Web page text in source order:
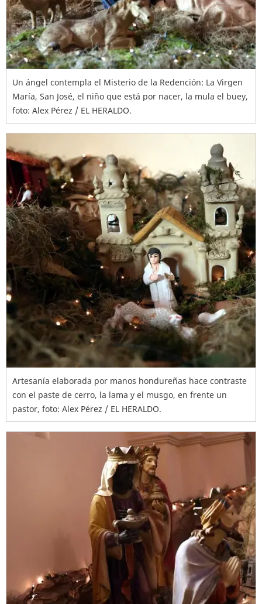
Un ángel contempla el Misterio de la Redención: La Virgen
María, San José, el niño que está por nacer, la mula el buey,
foto: Alex Pérez / EL HERALDO.
Artesanía elaborada por manos hondureñas hace contraste
con el paste de cerro, la lama y el musgo, en frente un
pastor, foto: Alex Pérez / EL HERALDO.